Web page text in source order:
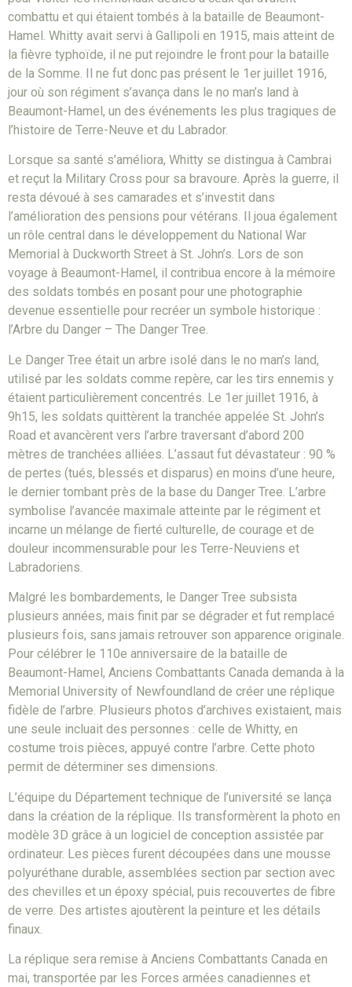
combattu et qui étaient tombés à la bataille de Beaumont-
Hamel. Whitty avait servi à Gallipoli en 1915, mais atteint de
la fièvre typhoïde, il ne put rejoindre le front pour la bataille
de la Somme. Il ne fut donc pas présent le 1er juillet 1916,
jour où son régiment s’avança dans le no man’s land à
Beaumont-Hamel, un des événements les plus tragiques de
l’histoire de Terre-Neuve et du Labrador.
Lorsque sa santé s’améliora, Whitty se distingua à Cambrai
et reçut la Military Cross pour sa bravoure. Après la guerre, il
resta dévoué à ses camarades et s’investit dans
l’amélioration des pensions pour vétérans. Il joua également
un rôle central dans le développement du National War
Memorial à Duckworth Street à St. John’s. Lors de son
voyage à Beaumont-Hamel, il contribua encore à la mémoire
des soldats tombés en posant pour une photographie
devenue essentielle pour recréer un symbole historique :
l’Arbre du Danger – The Danger Tree.
Le Danger Tree était un arbre isolé dans le no man’s land,
utilisé par les soldats comme repère, car les tirs ennemis y
étaient particulièrement concentrés. Le 1er juillet 1916, à
9h15, les soldats quittèrent la tranchée appelée St. John’s
Road et avancèrent vers l’arbre traversant d’abord 200
mètres de tranchées alliées. L’assaut fut dévastateur : 90 %
de pertes (tués, blessés et disparus) en moins d’une heure,
le dernier tombant près de la base du Danger Tree. L’arbre
symbolise l’avancée maximale atteinte par le régiment et
incarne un mélange de fierté culturelle, de courage et de
douleur incommensurable pour les Terre-Neuviens et
Labradoriens.
Malgré les bombardements, le Danger Tree subsista
plusieurs années, mais finit par se dégrader et fut remplacé
plusieurs fois, sans jamais retrouver son apparence originale.
Pour célébrer le 110e anniversaire de la bataille de
Beaumont-Hamel, Anciens Combattants Canada demanda à la
Memorial University of Newfoundland de créer une réplique
fidèle de l’arbre. Plusieurs photos d’archives existaient, mais
une seule incluait des personnes : celle de Whitty, en
costume trois pièces, appuyé contre l’arbre. Cette photo
permit de déterminer ses dimensions.
L’équipe du Département technique de l’université se lança
dans la création de la réplique. Ils transformèrent la photo en
modèle 3D grâce à un logiciel de conception assistée par
ordinateur. Les pièces furent découpées dans une mousse
polyuréthane durable, assemblées section par section avec
des chevilles et un époxy spécial, puis recouvertes de fibre
de verre. Des artistes ajoutèrent la peinture et les détails
finaux.
La réplique sera remise à Anciens Combattants Canada en
mai, transportée par les Forces armées canadiennes et